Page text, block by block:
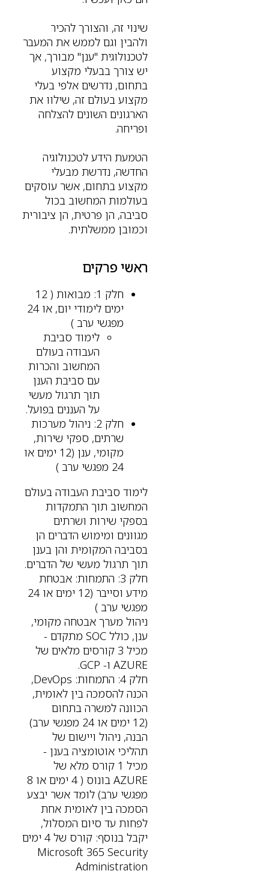
שינוי זה, והצורך להכיר
ולהבין וגם לממש את המעבר
לטכנולוגית "ענן" מבורך, אך
יש צורך בבעלי מקצוע
בתחום, נדרשים אלפי בעלי
מקצוע בעולם זה, שילוו את
הארגונים השונים להצלחה
ופריחה.
הטמעת הידע לטכנולוגיה
החדשה, נדרשת מבעלי
מקצוע בתחום, אשר עוסקים
בעולמות המחשוב בכול
סביבה, הן פרטית, הן ציבורית
וכמובן ממשלתית.
ראשי פרקים
חלק 1: מבואות ( 12
ימים לימודי יום, או 24
מפגשי ערב )
לימוד סביבת
העבודה בעולם
המחשוב והכרות
עם סביבת הענן
תוך תרגול מעשי
על העננים בפועל.
חלק 2: ניהול מערכות
שרתים, ספקי שירות,
מקומי, ענן (12 ימים או
לימוד סביבת העבודה בעולם
המחשוב תוך התמקדות
בספקי שירות ושרתים
מגוונים ומימוש הדברים הן
בסביבה המקומית והן בענן
תוך תרגול מעשי של הדברים.
חלק 3: התמחות: אבטחת
מידע וסייבר (12 ימים או 24
מפגשי ערב )
ניהול מערך אבטחה מקומי,
ענן, כולל SOC מתקדם -
מכיל 3 קורסים מלאים של
AZURE ו- GCP.
חלק 4: התמחות: DevOps,
הכנה להסמכה בין לאומית,
הכוונה למשרה בתחום
(12 ימים או 24 מפגשי ערב)
הבנה, ניהול ויישום של
תהליכי אוטומציה בענן -
מכיל 1 קורס מלא של
AZURE בונוס ( 4 ימים או 8
מפגשי ערב) לומד אשר יבצע
הסמכה בין לאומית אחת
לפחות עד סיום המסלול,
יקבל בנוסף: קורס של 4 ימים
Microsoft 365 Security
Administration